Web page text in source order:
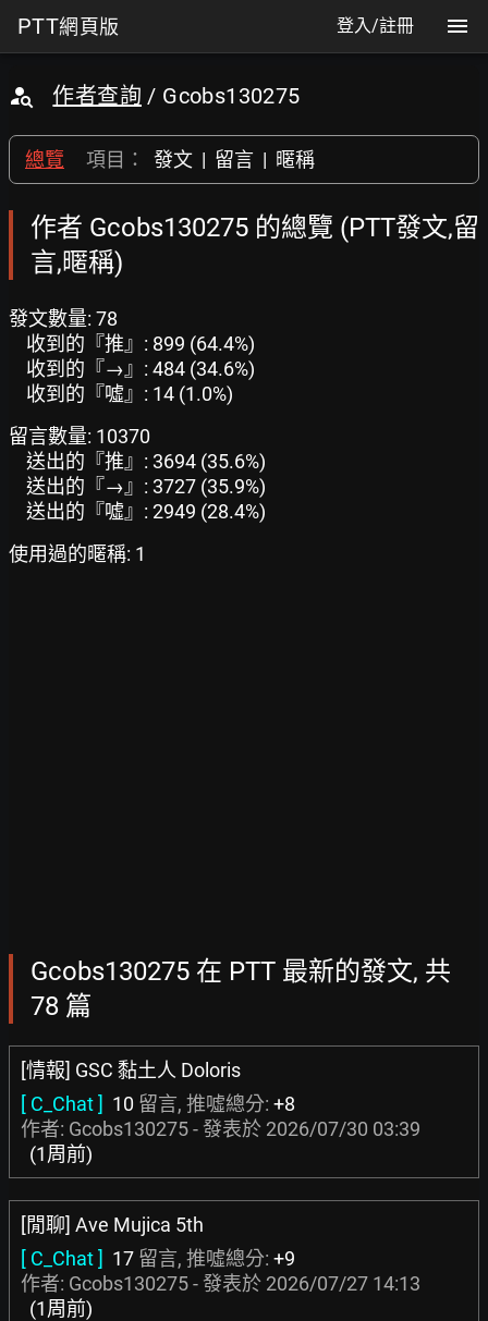
PTT網頁版 登入/註冊
作者查詢 / Gcobs130275
總覽 項目： 發文 | 留言 | 暱稱
作者 Gcobs130275 的總覽 (PTT發文,留
言,暱稱)
發文數量: 78
收到的『推』: 899 (64.4%)
收到的『→』: 484 (34.6%)
收到的『噓』: 14 (1.0%)
留言數量: 10370
送出的『推』: 3694 (35.6%)
送出的『→』: 3727 (35.9%)
送出的『噓』: 2949 (28.4%)
使用過的暱稱: 1
Gcobs130275 在 PTT 最新的發文, 共
78 篇
[情報] GSC 黏土人 Doloris
[ C_Chat ] 10 留言, 推噓總分: +8
作者: Gcobs130275 - 發表於 2026/07/30 03:39
(1周前)
[閒聊] Ave Mujica 5th
[ C_Chat ] 17 留言, 推噓總分: +9
作者: Gcobs130275 - 發表於 2026/07/27 14:13
(1周前)